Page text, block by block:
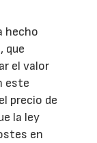
hecho
que
el valor
este
precio de
la ley
en